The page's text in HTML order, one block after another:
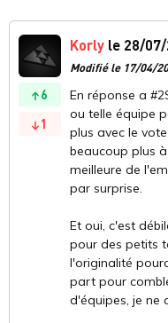
6
1
Korly le 28/
Modifié le 17/04/
En réponse a
ou telle équipe
plus avec le
beaucoup plus
meilleure de
par surprise.
Et oui, c'est
pour des petits
l'originalité
part pour
d'équipes, je ne